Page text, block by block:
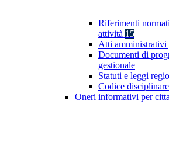
Riferimenti
attività 15
Atti amministrativi
Documenti di
gestionale
Statuti e leggi
Codice
Oneri informativi per